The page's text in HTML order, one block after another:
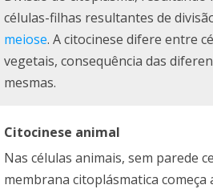
células-filhas resultantes de
meiose. A citocinese difere entre
vegetais, consequência das
mesmas.
Citocinese animal
Nas células animais, sem parede
membrana citoplásmatica começa